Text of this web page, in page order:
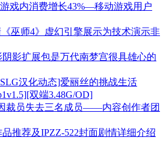
游戏内消费增长43%—移动游戏用户
《巫师4》虚幻引擎展示为技术演示非
影扩展包是万代南梦宫很具雄心的
汉化动态]爱丽丝的挑战生活
双端3.48G/OD]
裁员失去三名成员——内容创作者团
推荐及IPZZ-522封面剧情详细介绍